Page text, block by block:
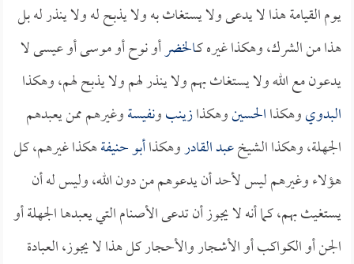
يوم القيامة هذا لا يدعى ولا يستغاث به ولا يذبح له ولا ينذر له بل
هذا من الشرك، وهكذا غيره كـالخضرأو نوح أو موسى أو عيسى لا
يدعون مع الله ولا يستغاث بهم ولا ينذر لهم ولا يذبح لهم، وهكذا
البدويوهكذاالحسينوهكذازينبونفيسةوغيرهم ممن يعبدهم
الجهلة، وهكذا الشيخعبد القادروهكذاأبو حنيفةهكذا غيرهم، كل
هؤلاء وغيرهم ليس لأحد أن يدعوهم من دون الله، وليس له أن
يستغيث بهم، كما أنه لا يجوز أن تدعى الأصنام التي يعبدها الجهلة أو
الجن أو الكواكب أو الأشجار والأحجار كل هذا لا يجوز، العبادة